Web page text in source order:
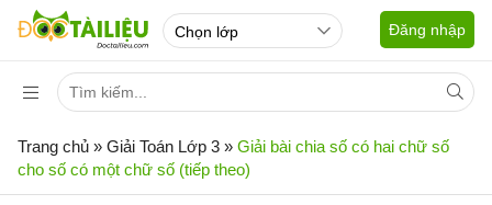
Đăng nhập
Trang chủ » Giải Toán Lớp 3 » Giải bài chia số có hai chữ số
cho số có một chữ số (tiếp theo)